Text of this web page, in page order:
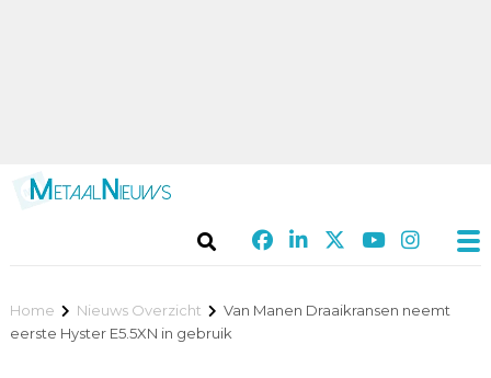
Home Nieuws Overzicht
Van Manen Draaikransen neemt
eerste Hyster E5.5XN in gebruik